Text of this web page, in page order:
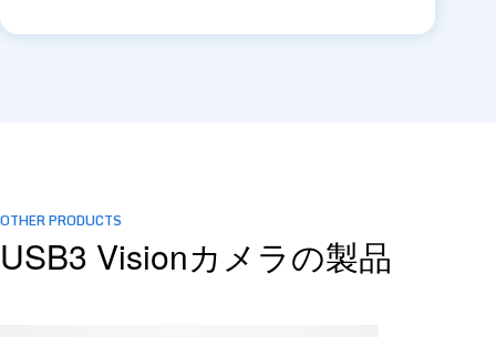
OTHER PRODUCTS
USB3 Visionカメラの製品